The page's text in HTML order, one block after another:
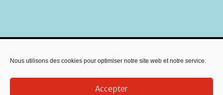
Nous utilisons des cookies pour optimiser notre site web et notre service.
Accepter